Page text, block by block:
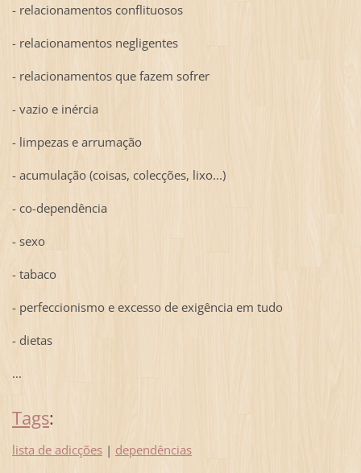
- relacionamentos conflituosos
- relacionamentos negligentes
- relacionamentos que fazem sofrer
- vazio e inércia
- limpezas e arrumação
- acumulação (coisas, colecções, lixo...)
- co-dependência
- sexo
- tabaco
- perfeccionismo e excesso de exigência em tudo
- dietas
...
Tags:
lista de adicções | dependências